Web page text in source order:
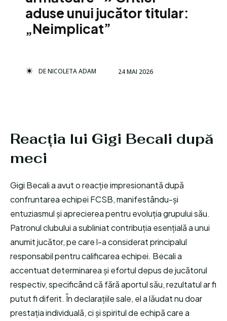
aduse unui jucător titular:
„Neimplicat”
DENICOLETA ADAM 24 MAI 2026
Reacția lui Gigi Becali după
meci
Gigi Becali a avut o reacție impresionantă după
confruntarea echipei FCSB, manifestându-și
entuziasmul și aprecierea pentru evoluția grupului său.
Patronul clubului a subliniat contribuția esențială a unui
anumit jucător, pe care l-a considerat principalul
responsabil pentru calificarea echipei. Becali a
accentuat determinarea și efortul depus de jucătorul
respectiv, specificând că fără aportul său, rezultatul ar fi
putut fi diferit. În declarațiile sale, el a lăudat nu doar
prestația individuală, ci și spiritul de echipă care a